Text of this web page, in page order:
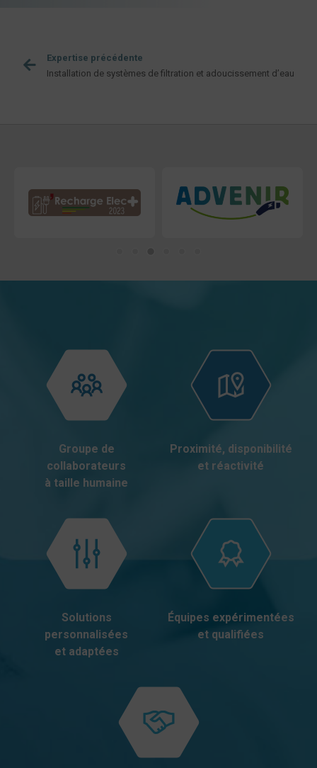
Expertise précédente
Installation de systèmes de filtration et adoucissement d’eau
Groupe de
collaborateurs
à taille humaine
Proximité, disponibilité
et réactivité
Solutions
personnalisées
et adaptées
Équipes expérimentées
et qualifiées